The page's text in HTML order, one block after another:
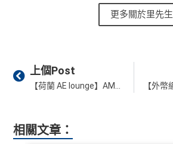
更多關於里先生
Prev
上個Post
相關文章：